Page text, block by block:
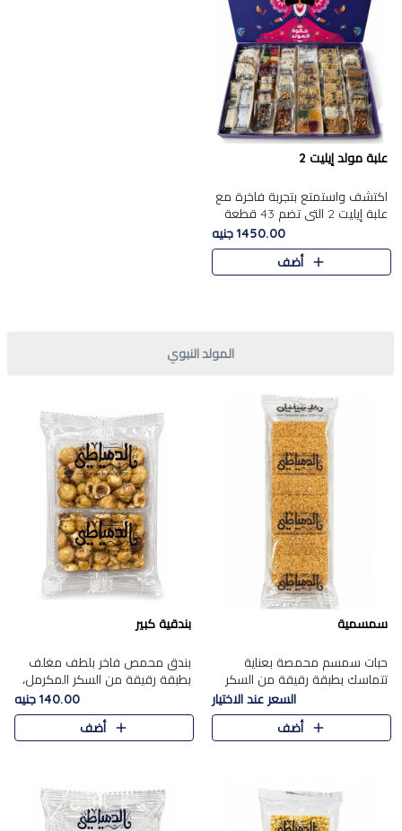
علبة مولد إيليت 2
اكتشف واستمتع بتجربة فاخرة مع
علبة إيليت 2 التي تضم 43 قطعة
تشكيلة من أرقى حلويات المولد
الشرقية المصرية الأصيلة ,معروضة
بشكل جميل في علبة أ..
1450.00 جنيه
أضف
المولد النبوي
سمسمية
حبات سمسم محمصة بعناية
تتماسك بطبقة رقيقة من السكر
المكرمل، لتقدم طعم السمسم
المميز وقرمشتة التي ارتبطت ببهجة
المولد عبر الأجيال.
السعر عند الاختيار
أضف
بندقية كبير
بندق محمص فاخر بلطف مغلف
بطبقة رقيقة من السكر المكرمل،
يجمع بين النكهة الغنية ناتي
والقرمشة الراقية المرضية في
حلوى شرقية أنيقه بطابع مميز.
140.00 جنيه
أضف